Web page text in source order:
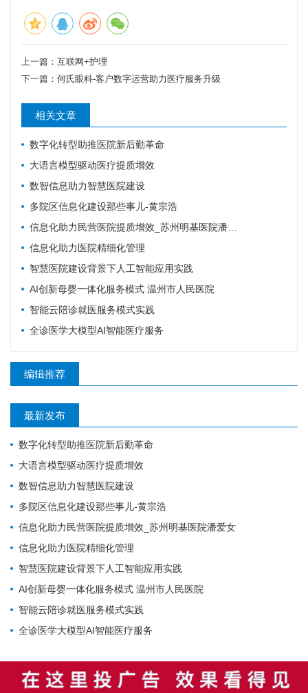
上一篇： 互联网+护理
下一篇： 何氏眼科-客户数字运营助力医疗服务升级
相关文章
数字化转型助推医院新后勤革命
大语言模型驱动医疗提质增效
数智信息助力智慧医院建设
多院区信息化建设那些事儿-黄宗浩
信息化助力民营医院提质增效_苏州明基医院潘爱女
信息化助力医院精细化管理
智慧医院建设背景下人工智能应用实践
AI创新母婴一体化服务模式 温州市人民医院
智能云陪诊就医服务模式实践
全诊医学大模型AI智能医疗服务
编辑推荐
最新发布
数字化转型助推医院新后勤革命
大语言模型驱动医疗提质增效
数智信息助力智慧医院建设
多院区信息化建设那些事儿-黄宗浩
信息化助力民营医院提质增效_苏州明基医院潘爱女
信息化助力医院精细化管理
智慧医院建设背景下人工智能应用实践
AI创新母婴一体化服务模式 温州市人民医院
智能云陪诊就医服务模式实践
全诊医学大模型AI智能医疗服务